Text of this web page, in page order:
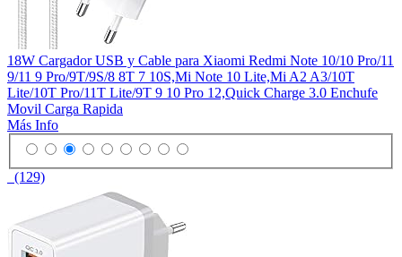
18W Cargador USB y Cable para Xiaomi Redmi Note 10/10 Pro/11
9/11 9 Pro/9T/9S/8 8T 7 10S,Mi Note 10 Lite,Mi A2 A3/10T
Lite/10T Pro/11T Lite/9T 9 10 Pro 12,Quick Charge 3.0 Enchufe
Movil Carga Rapida
Más Info
(129)